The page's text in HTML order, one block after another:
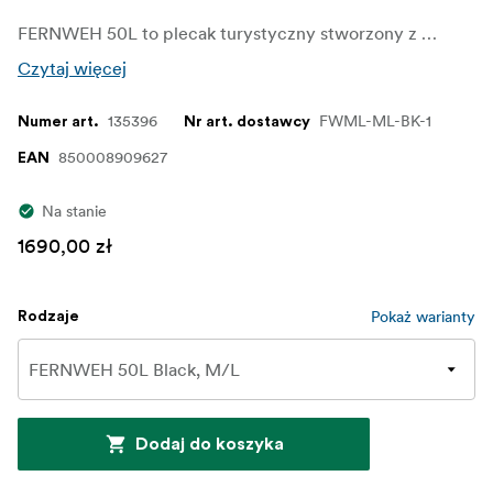
FERNWEH 50L to plecak turystyczny stworzony z myślą o fotografach i odkrywcach wyruszających w odległe miejsca. Łączy w sobie prawdziwą wydajność plecaka z przemyślaną kompatybilnością z aparatem.
Czytaj więcej
Numer art. 135396 Nr art. dostawcy FWML-ML-BK-1
EAN 850008909627
Na stanie
1690,00 zł
Rodzaje Pokaż warianty
Dodaj do koszyka